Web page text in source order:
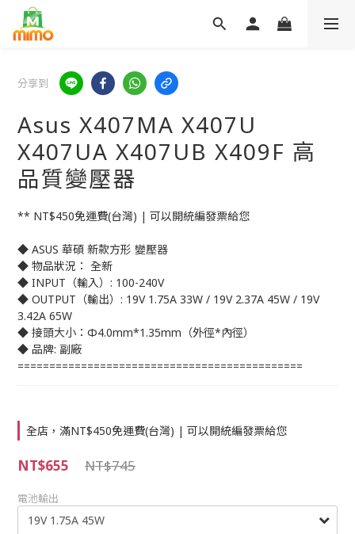
分享到
Asus X407MA X407U
X407UA X407UB X409F 高
品質變壓器
** NT$450免運費(台灣) | 可以開統編發票給您
◆ ASUS 華碩 新款方形 變壓器
◆ 物品狀況： 全新
◆ INPUT（輸入）: 100-240V
◆ OUTPUT（輸出）: 19V 1.75A 33W / 19V 2.37A 45W / 19V
3.42A 65W
◆ 接頭大小：Φ4.0mm*1.35mm（外徑*內徑）
◆ 品牌: 副廠
=============================================
全店，滿NT$450免運費(台灣) | 可以開統編發票給您
NT$745
NT$655
電池輸出